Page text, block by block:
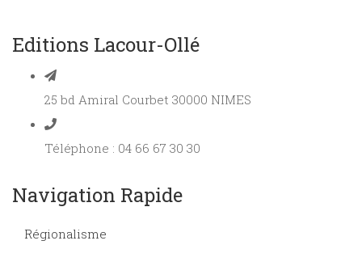
Editions Lacour-Ollé
25 bd Amiral Courbet 30000 NIMES
Téléphone : 04 66 67 30 30
Navigation Rapide
Régionalisme